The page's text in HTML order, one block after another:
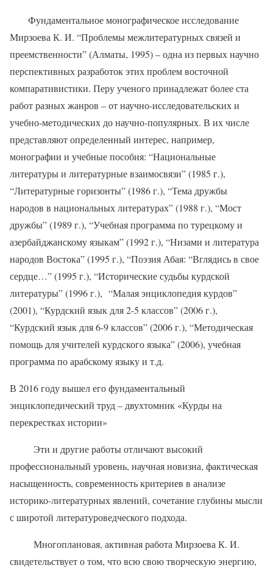
Фундаментальное монографическое исследование
Мирзоева К. И. “Проблемы межлитературных связей и
преемственности” (Алматы, 1995) – одна из первых научно
перспективных разработок этих проблем восточной
компаративистики. Перу ученого принадлежат более ста
работ разных жанров – от научно-исследовательских и
учебно-методических до научно-популярных. В их числе
представляют определенный интерес, например,
монографии и учебные пособия: “Национальные
литературы и литературные взаимосвязи” (1985 г.),
“Литературные горизонты” (1986 г.), “Тема дружбы
народов в национальных литературах” (1988 г.), “Мост
дружбы” (1989 г.), “Учебная программа по турецкому и
азербайджанскому языкам” (1992 г.), “Низами и литература
народов Востока” (1995 г.), “Поэзия Абая: “Вглядись в свое
сердце…” (1995 г.), “Исторические судьбы курдской
литературы” (1996 г.), “Малая энциклопедия курдов”
(2001), “Курдский язык для 2-5 классов” (2006 г.),
“Курдский язык для 6-9 классов” (2006 г.), “Методическая
помощь для учителей курдского языка” (2006), учебная
программа по арабскому языку и т.д.
В 2016 году вышел его фундаментальный
энциклопедический труд – двухтомник «Курды на
перекрестках истории»
Эти и другие работы отличают высокий
профессиональный уровень, научная новизна, фактическая
насыщенность, современность критериев в анализе
историко-литературных явлений, сочетание глубины мысли
с широтой литературоведческого подхода.
Многоплановая, активная работа Мирзоева К. И.
свидетельствует о том, что всю свою творческую энергию,